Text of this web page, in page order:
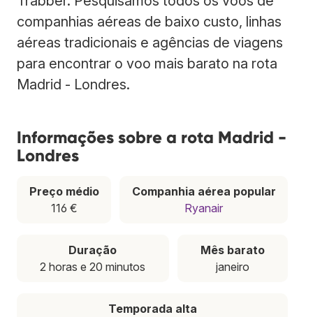
companhias aéreas de baixo custo, linhas
aéreas tradicionais e agências de viagens
para encontrar o voo mais barato na rota
Madrid - Londres.
Informações sobre a rota Madrid -
Londres
Preço médio
116 €
Companhia aérea popular
Ryanair
Duração
2 horas e 20 minutos
Mês barato
janeiro
Temporada alta